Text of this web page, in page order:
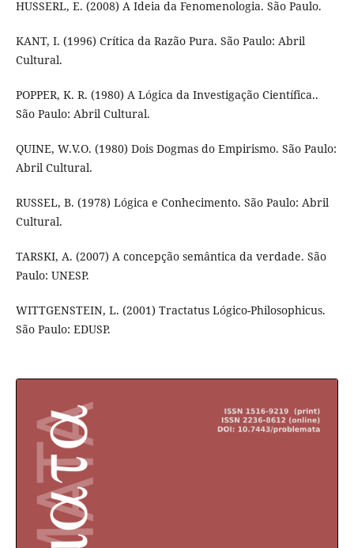
HUSSERL, E. (2008) A Ideia da Fenomenologia. São Paulo.
KANT, I. (1996) Crítica da Razão Pura. São Paulo: Abril
Cultural.
POPPER, K. R. (1980) A Lógica da Investigação Científica..
São Paulo: Abril Cultural.
QUINE, W.V.O. (1980) Dois Dogmas do Empirismo. São Paulo:
Abril Cultural.
RUSSEL, B. (1978) Lógica e Conhecimento. São Paulo: Abril
Cultural.
TARSKI, A. (2007) A concepção semântica da verdade. São
Paulo: UNESP.
WITTGENSTEIN, L. (2001) Tractatus Lógico-Philosophicus.
São Paulo: EDUSP.